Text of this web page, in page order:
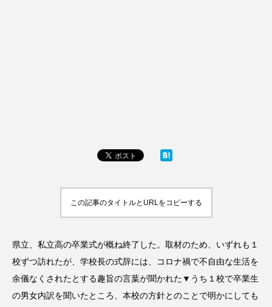
この記事のタイトルとURLをコピーする
県立、私立高の卒業式が概ね終了した。取材のため、いずれも１
校ずつ訪れたが、学校長の式辞には、コロナ禍で不自由な生活を
余儀なくされたとする趣旨の言葉が聞かれた▼うち１校で卒業生
の男女内訳を聞いたところ、本校の方針とのことで明かにしても